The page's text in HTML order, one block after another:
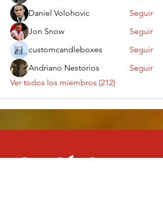
Daniel Volohovic
Seguir
Jon Snow
Seguir
customcandleboxes
Seguir
Andriano Nestorios
Seguir
Ver todos los miembros (212)
Contáctanos